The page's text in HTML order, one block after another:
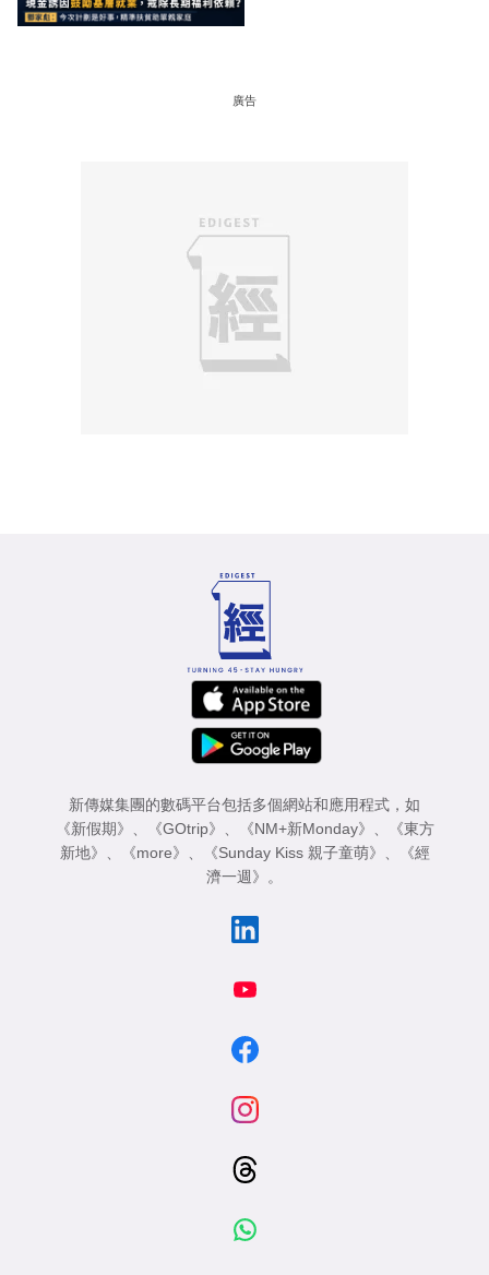
廣告
新傳媒集團的數碼平台包括多個網站和應用程式，如
《新假期》 、 《GOtrip》 、 《NM+新Monday》 、
《東方
新地》 、 《more》 、 《Sunday Kiss 親子童萌》 、
《經
濟一週》 。